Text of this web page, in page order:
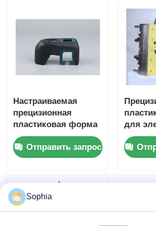
Форма для бытовых приборов
Инжекционный метод литья
пластиковые компоненты
Настраиваемая
прецизионная
пластиковая форма
и
высокопроизводительные
компоненты для
давлением
Отправить запрос
для
Sophia